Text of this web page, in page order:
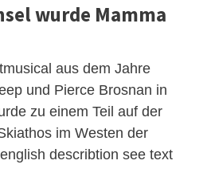
wurde Mamma
aus dem Jahre
und Pierce Brosnan in
zu einem Teil auf der
im Westen der
describtion see text